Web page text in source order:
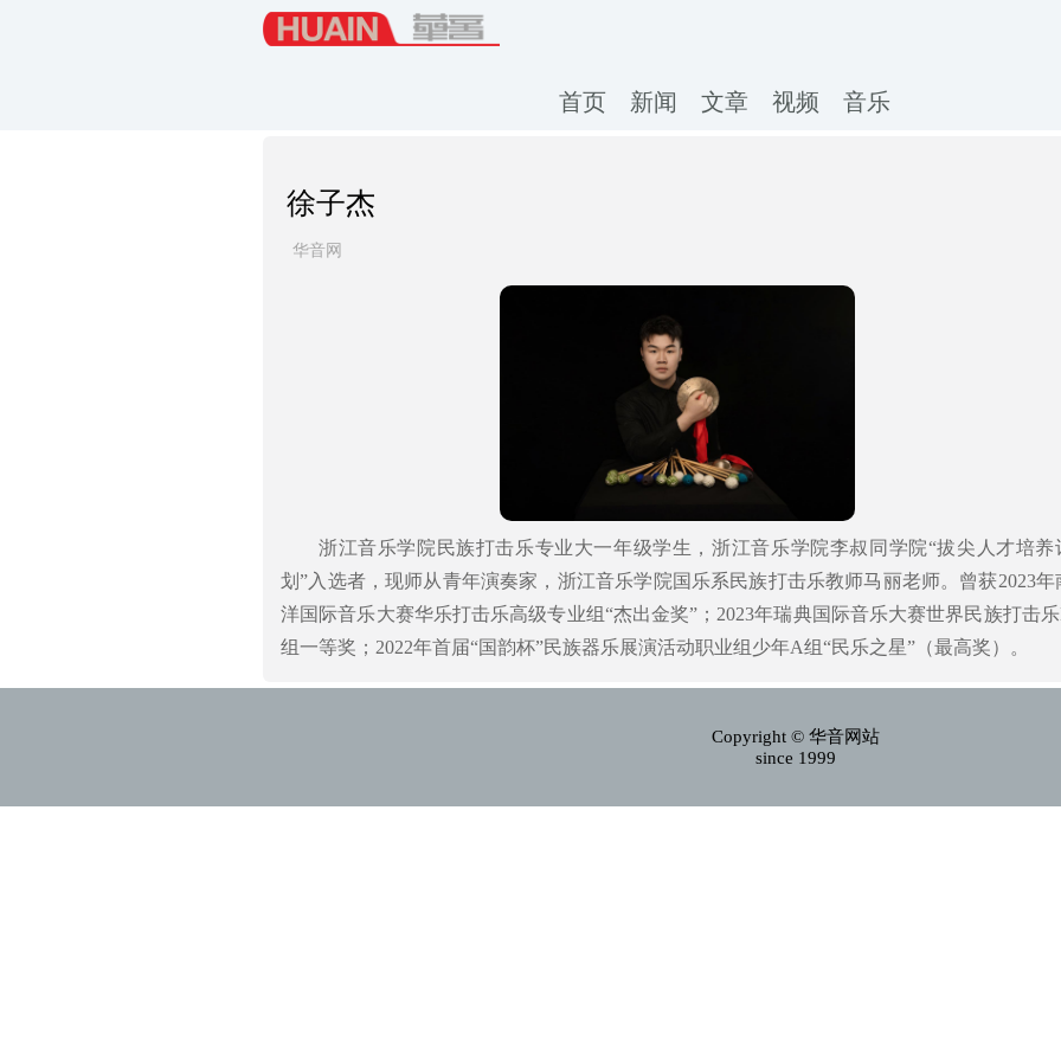
首页 新闻 文章 视频 音乐
徐子杰
华音网
浙江音乐学院民族打击乐专业大一年级学生，浙江音乐学院李叔同学院“拔尖人才培养
划”入选者，现师从青年演奏家，浙江音乐学院国乐系民族打击乐教师马丽老师。曾获2023年
洋国际音乐大赛华乐打击乐高级专业组“杰出金奖”；2023年瑞典国际音乐大赛世界民族打击
组一等奖；2022年首届“国韵杯”民族器乐展演活动职业组少年A组“民乐之星”（最高奖）。
Copyright © 华音网站
since 1999